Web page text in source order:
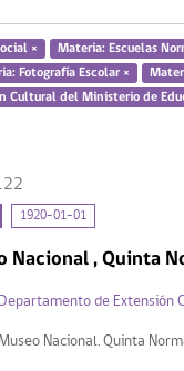
× Materia: Escuelas
Fotografía Escolar ×
Cultural del Ministerio de
1920-01-01
Nacional , Quinta
Departamento de Extensión
Nacional. Quinta